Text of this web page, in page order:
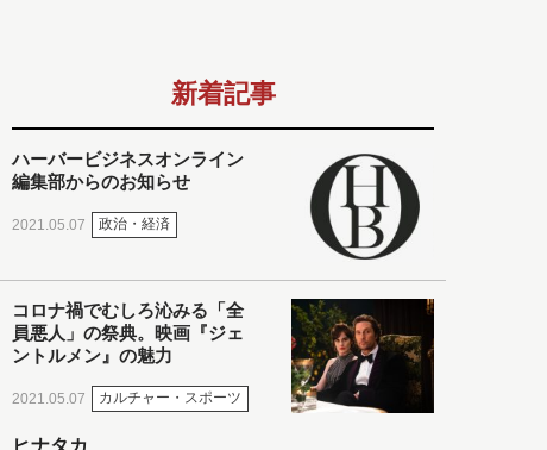
新着記事
ハーバービジネスオンライン
編集部からのお知らせ
2021.05.07 政治・経済
コロナ禍でむしろ沁みる「全
員悪人」の祭典。映画『ジェ
ントルメン』の魅力
2021.05.07 カルチャー・スポーツ
ヒナタカ